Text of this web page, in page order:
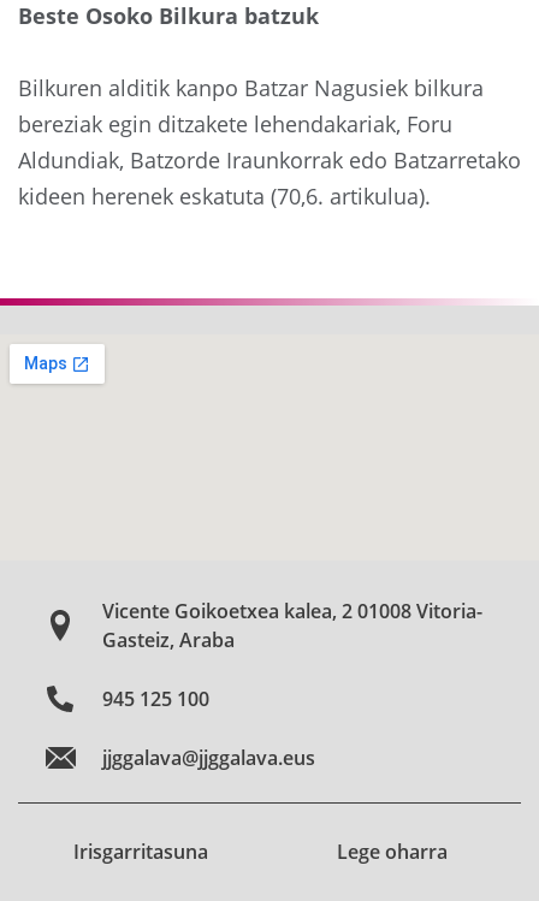
Beste Osoko Bilkura batzuk
Bilkuren alditik kanpo Batzar Nagusiek bilkura
bereziak egin ditzakete lehendakariak, Foru
Aldundiak, Batzorde Iraunkorrak edo Batzarretako
kideen herenek eskatuta (70,6. artikulua).
Vicente Goikoetxea kalea, 2 01008 Vitoria-
Gasteiz, Araba
945 125 100
jjggalava@jjggalava.eus
Irisgarritasuna Lege oharra